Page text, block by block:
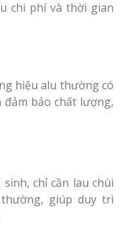
chi phí và thời gian
hiệu alu thường có
bảo chất lượng,
chỉ cần lau chùi
giúp duy trì